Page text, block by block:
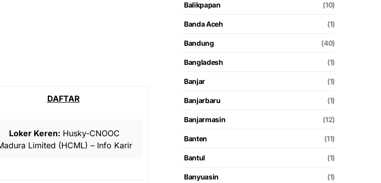
DAFTAR
Loker Keren: Husky-CNOOC
Limited (HCML) – Info Karir
Balikpapan (10)
Banda Aceh (1)
Bandung (40)
Bangladesh (1)
Banjar (1)
Banjarbaru (1)
Banjarmasin (12)
Banten (11)
Bantul (1)
Banyuasin (1)